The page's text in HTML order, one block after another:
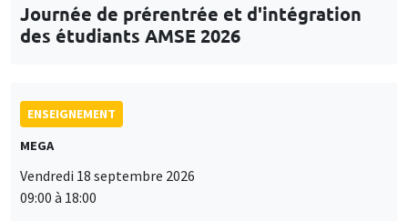
Journée de prérentrée et d'intégration
des étudiants AMSE 2026
ENSEIGNEMENT
MEGA
Vendredi 18 septembre 2026
09:00 à 18:00